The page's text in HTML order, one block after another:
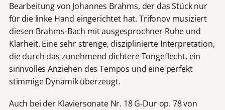
Bearbeitung von Johannes Brahms, der das Stück nur
für die linke Hand eingerichtet hat. Trifonov musiziert
diesen Brahms-Bach mit ausgesprochner Ruhe und
Klarheit. Eine sehr strenge, disziplinierte Interpretation,
die durch das zunehmend dichtere Tongeflecht, ein
sinnvolles Anziehen des Tempos und eine perfekt
stimmige Dynamik überzeugt.
Auch bei der Klaviersonate Nr. 18 G-Dur op. 78 von